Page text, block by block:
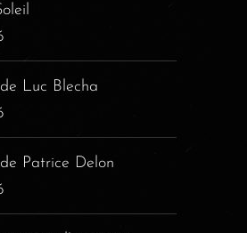
Luc Blecha
Patrice Delon